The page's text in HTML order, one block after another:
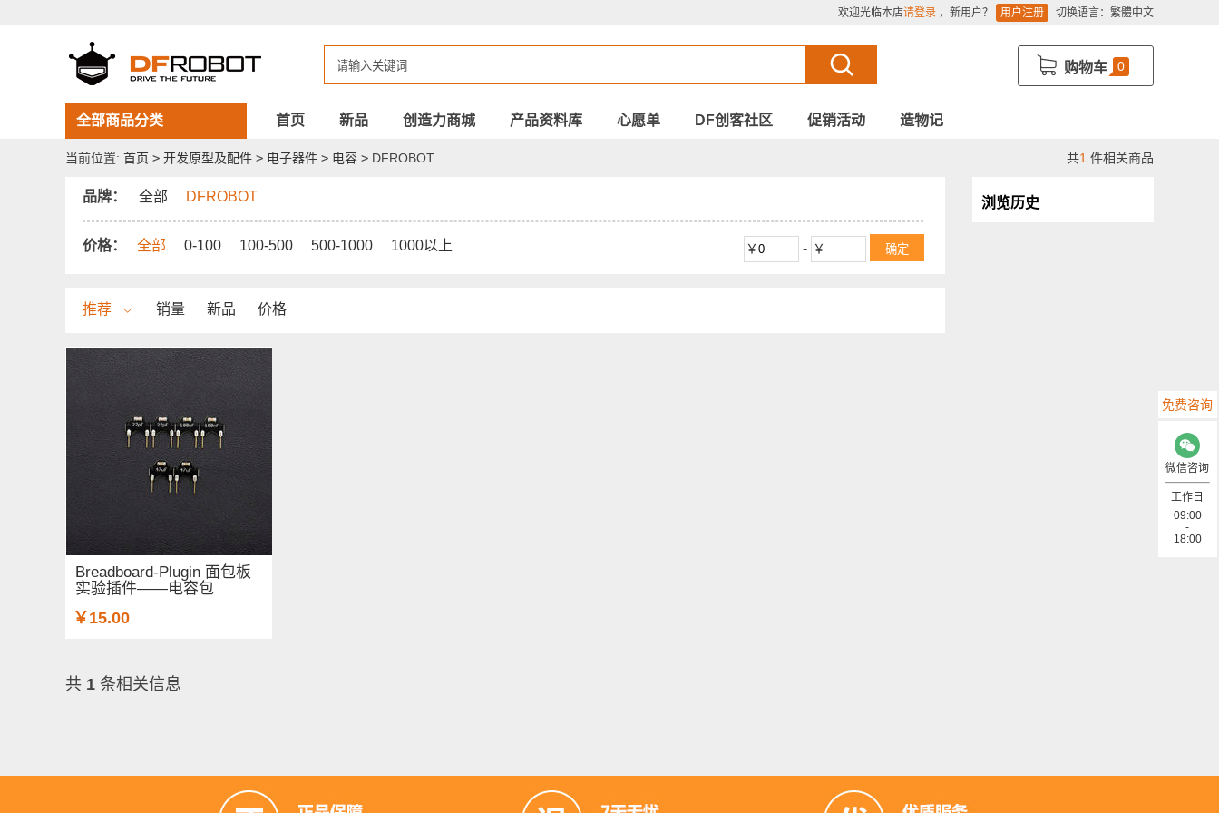
欢迎光临本店请登录 ，新用户？ 用户注册 切换语言： 繁體中文
购物车 0
全部商品分类 首页 新品 创造力商城 产品资料库 心愿单 DF创客社区 促销活动 造物记
当前位置: 首页 > 开发原型及配件 > 电子器件 > 电容 > DFROBOT 共1 件相关商品
品牌： 全部 DFROBOT
价格： 全部 0-100 100-500 500-1000 1000以上 -
推荐 销量 新品 价格
Breadboard-Plugin 面包板
实验插件——电容包
￥15.00
共 1 条相关信息
浏览历史
免费咨询
微信咨询
工作日
09:00
-
18:00